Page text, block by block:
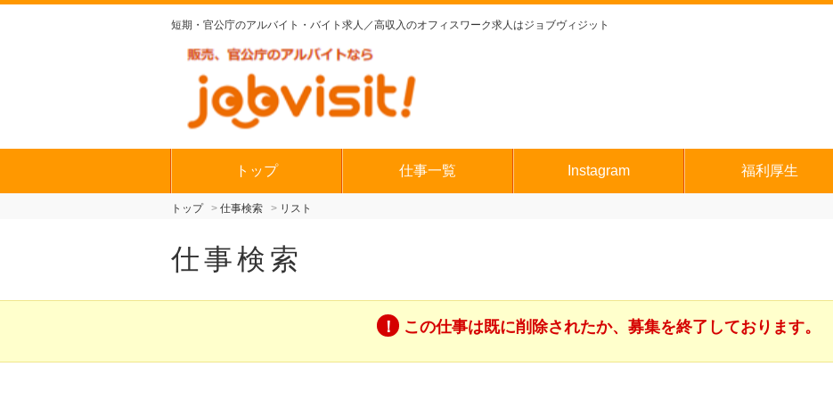
短期・官公庁のアルバイト・バイト求人／高収入のオフィスワーク求人はジョブヴィジット
トップ 仕事一覧 Instagram 福利厚生
トップ 仕事検索 リスト
仕事検索
この仕事は既に削除されたか、募集を終了しております。